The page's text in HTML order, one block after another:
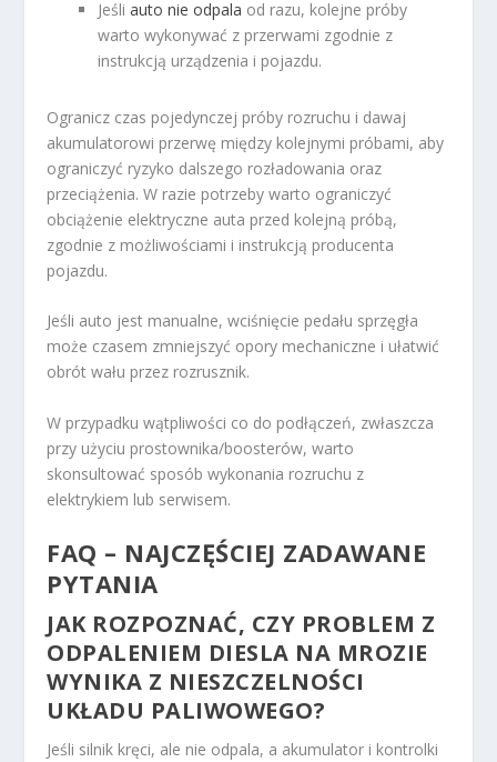
Jeśliauto nie odpala od razu, kolejne próby
warto wykonywać z przerwami zgodnie z
instrukcją urządzenia i pojazdu.
Ogranicz czas pojedynczej próby rozruchu i dawaj
akumulatorowi przerwę między kolejnymi próbami, aby
ograniczyć ryzyko dalszego rozładowania oraz
przeciążenia. W razie potrzeby warto ograniczyć
obciążenie elektryczne auta przed kolejną próbą,
zgodnie z możliwościami i instrukcją producenta
pojazdu.
Jeśli auto jest manualne, wciśnięcie pedału sprzęgła
może czasem zmniejszyć opory mechaniczne i ułatwić
obrót wału przez rozrusznik.
W przypadku wątpliwości co do podłączeń, zwłaszcza
przy użyciu prostownika/boosterów, warto
skonsultować sposób wykonania rozruchu z
elektrykiem lub serwisem.
FAQ – NAJCZĘŚCIEJ ZADAWANE
PYTANIA
JAK ROZPOZNAĆ, CZY PROBLEM Z
ODPALENIEM DIESLA NA MROZIE
WYNIKA Z NIESZCZELNOŚCI
UKŁADU PALIWOWEGO?
Jeśli silnik kręci, ale nie odpala, a akumulator i kontrolki